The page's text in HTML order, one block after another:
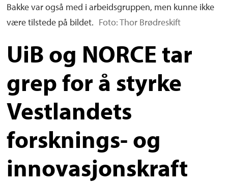
Bakke var også med i arbeidsgruppen, men kunne ikke
være tilstede på bildet. Foto: Thor Brødreskift
UiB og NORCE tar
grep for å styrke
Vestlandets
forsknings- og
innovasjonskraft